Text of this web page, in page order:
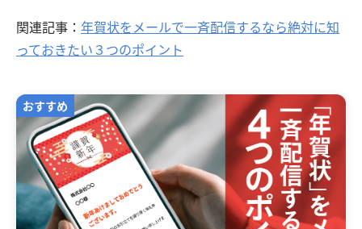
関連記事： 年賀状をメールで一斉配信するなら絶対に知
っておきたい３つのポイント